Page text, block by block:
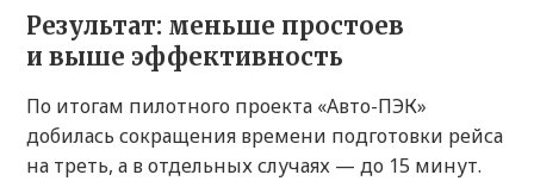
Результат: меньше простоев
и выше эффективность
По итогам пилотного проекта «Авто-ПЭК»
добилась сокращения времени подготовки рейса
на треть, а в отдельных случаях — до 15 минут.